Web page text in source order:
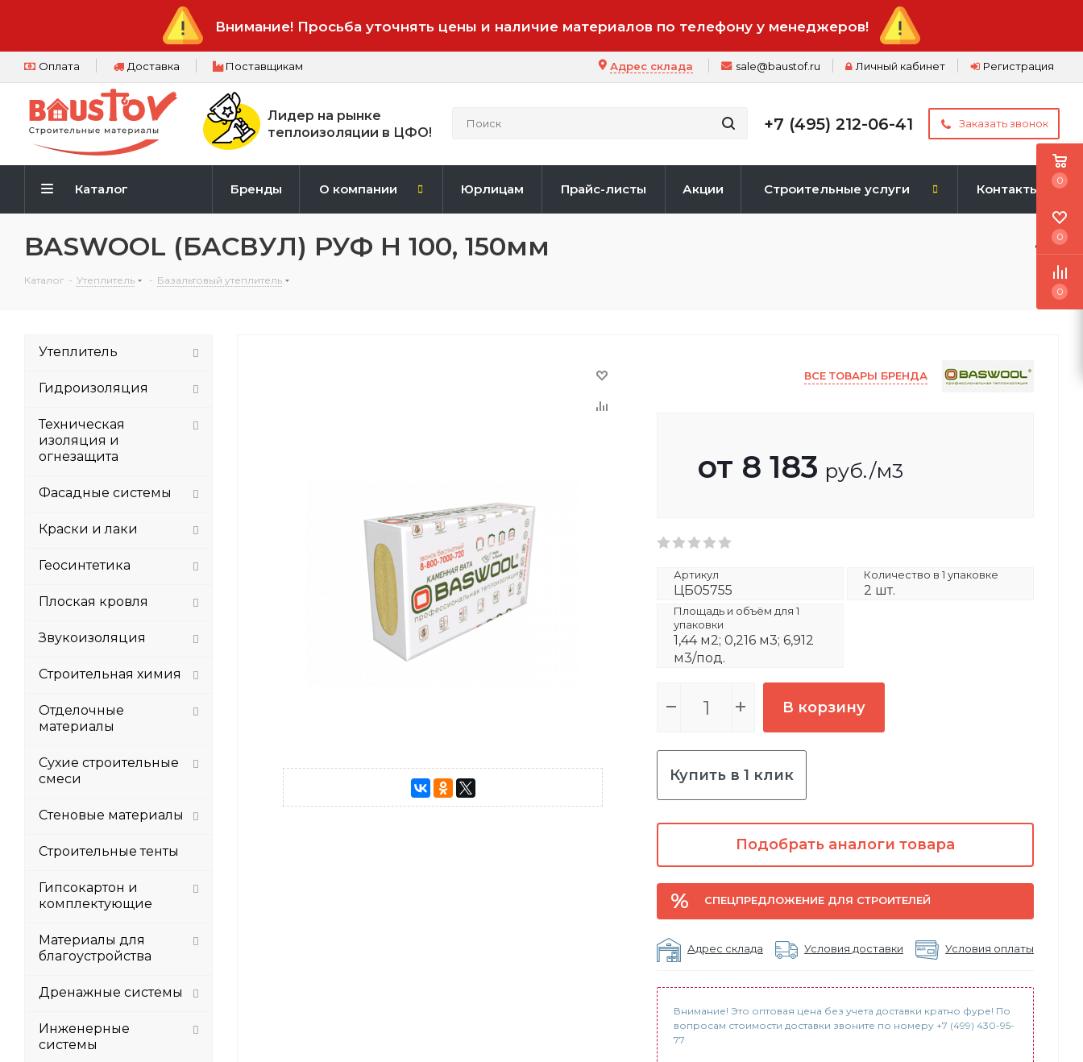
Внимание! Просьба уточнять цены и наличие материалов по телефону у менеджеров!
Оплата Доставка Поставщикам Регистрация
Личный кабинет
sale@baustof.ru
Адрес склада
Лидер на рынке
теплоизоляции в ЦФО!
+7 (495) 212-06-41 Заказать звонок
Каталог Бренды О компании Юрлицам Прайс-листы Акции Строительные услуги Контакты
BASWOOL (БАСВУЛ) РУФ Н 100, 150мм
Каталог - Утеплитель - Базальтовый утеплитель
ВСЕ ТОВАРЫ БРЕНДА
от 8 183 руб./м3
Артикул
ЦБ05755
Количество в 1 упаковке
2 шт.
Площадь и объём для 1
упаковки
1,44 м2; 0,216 м3; 6,912
м3/под.
В корзину
Купить в 1 клик
Подобрать аналоги товара
СПЕЦПРЕДЛОЖЕНИЕ ДЛЯ СТРОИТЕЛЕЙ
Адрес склада Условия доставки Условия оплаты
Внимание! Это оптовая цена без учета доставки кратно фуре! По
вопросам стоимости доставки звоните по номеру +7 (499) 430-95-
77
Утеплитель
Гидроизоляция
Техническая
изоляция и
огнезащита
Фасадные системы
Краски и лаки
Геосинтетика
Плоская кровля
Звукоизоляция
Строительная химия
Отделочные
материалы
Сухие строительные
смеси
Стеновые материалы
Строительные тенты
Гипсокартон и
комплектующие
Материалы для
благоустройства
Дренажные системы
Инженерные
системы
0
0
0